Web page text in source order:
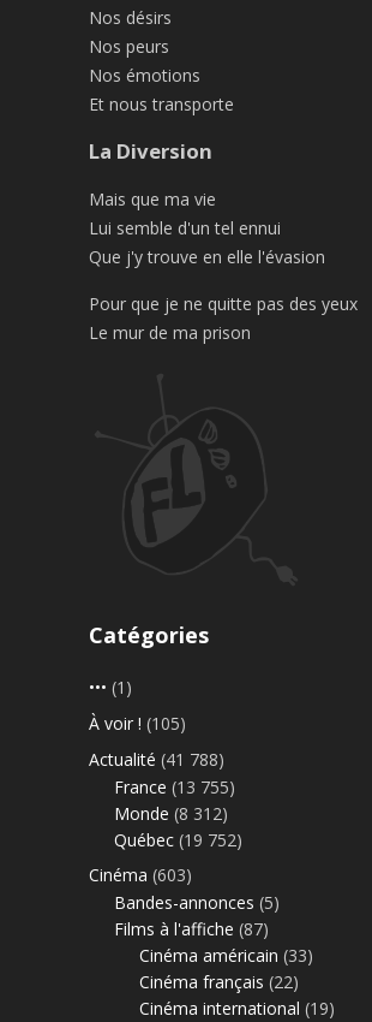
Nos désirs
Nos peurs
Nos émotions
Et nous transporte
La Diversion
Mais que ma vie
Lui semble d'un tel ennui
Que j'y trouve en elle l'évasion
Pour que je ne quitte pas des yeux
Le mur de ma prison
Catégories
••• (1)
À voir ! (105)
Actualité (41 788)
France (13 755)
Monde (8 312)
Québec (19 752)
Cinéma (603)
Bandes-annonces (5)
Films à l'affiche (87)
Cinéma américain (33)
Cinéma français (22)
Cinéma international (19)